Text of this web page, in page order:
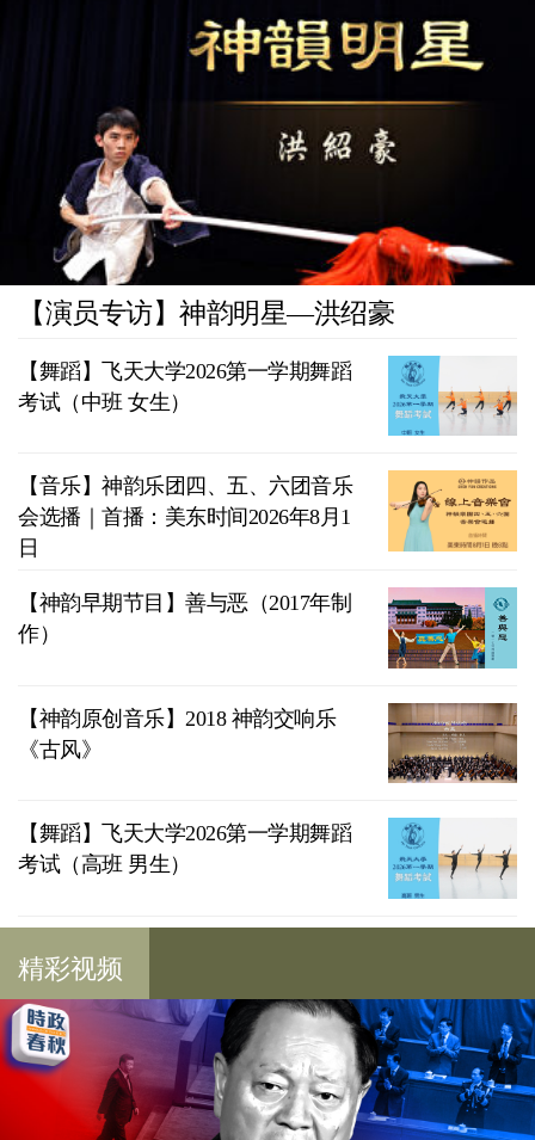
【演员专访】神韵明星—洪绍豪
【舞蹈】飞天大学2026第一学期舞蹈
考试（中班 女生）
【音乐】神韵乐团四、五、六团音乐
会选播｜首播：美东时间2026年8月1
日
【神韵早期节目】善与恶（2017年制
作）
【神韵原创音乐】2018 神韵交响乐
《古风》
【舞蹈】飞天大学2026第一学期舞蹈
考试（高班 男生）
精彩视频